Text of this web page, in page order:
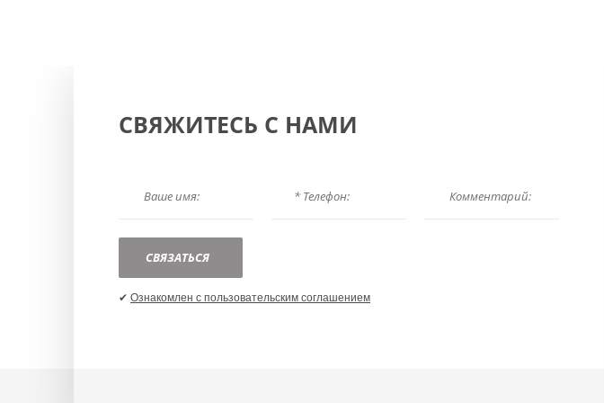
СВЯЖИТЕСЬ С НАМИ
СВЯЗАТЬСЯ
✔ Ознакомлен с пользовательским соглашением